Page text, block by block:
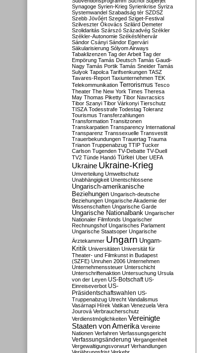
Synagoge Syrien-Krieg Syrienkrise Syriza
Systemwandel Szabadság tér SZDSZ
Szebb Jövőért Szeged Sziget-Festival
Szilveszter Ókovács Szilárd Demeter
Szolidaritás Szárszó Századvég Székler
Székler-Autonomie Székésféhervár
Sándor Csányi Sándor Egervári
Säkularisierung Sólyom Airways
Tabaklizenzen Tag der Arbeit Tag der
Empörung Tamás Deutsch Tamás Gaudi-
Nagy Tamás Portik Tamás Sneider Tamás
Sulyok Tapolca Tarifsenkungen TASZ
Tavares-Report Taxiunternehmen TEK
Telekommunikation Terrorismus Tesco
Theater The New York Times Theresa
May Thomas Piketty Tibor Navracsics
Tibor Szanyi Tibor Várkonyi Tierschutz
TISZA Todesstrafe Todestag Toleranz
Tourismus Transferzahlungen
Transformation Transitzonen
Transkarpatien Transparency International
Transparenz Transsexuelle Transvestit
Trauerbekundungen Trauertag Trauma
Trianon Truppenabzug TTIP Tucker
Carlson Tugenden TV-Debatte TV-Duell
TV2 Tünde Handó Türkei Uber UEFA
Ukraine Ukraine-Krieg
Umverteilung Umweltschutz
Unabhängigkeit Unentschlossene
Ungarisch-amerikanische
Beziehungen Ungarisch-deutsche
Beziehungen Ungarische Akademie der
Wissenschaften Ungarische Garde
Ungarische Nationalbank Ungarischer
Nationaler Filmfonds Ungarischer
Rechnungshof Ungarisches Parlament
Ungarische Staatsoper Ungarische
Ärztekammer Ungarn Ungarn-
Kritik Universitäten Universität für
Theater- und Filmkunst in Budapest
(SZFE) Unruhen 2006 Unternehmen
Unternehmenssteuer Unterschicht
Unterschriftenaktion Untersuchung Ursula
von der Leyen US-Botschaft US-
Einreiseverbot US-
Präsidentschaftswahlen US-
Truppenabzug Utrecht Vandalismus
Vasárnapi Hírek Vatikan Venezuela Vera
Jourová Verbraucherschutz
Verdienstmöglichkeiten Vereinigte
Staaten von Amerika Vereinte
Nationen Verfahren Verfassungsgericht
Verfassungsänderung Vergangenheit
Vergewaltigungsvorwurf Verhandlungen